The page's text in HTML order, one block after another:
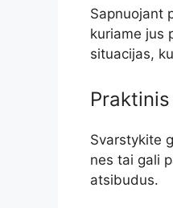
Sapnuojant
kuriame jus
situacijas,
Svarstykite
nes tai gali
atsibudus.